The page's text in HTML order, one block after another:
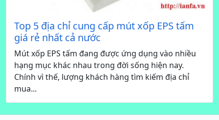
Top 5 địa chỉ cung cấp mút xốp EPS tấm
giá rẻ nhất cả nước
Mút xốp EPS tấm đang được ứng dụng vào nhiều
hạng mục khác nhau trong đời sống hiện nay.
Chính vì thế, lượng khách hàng tìm kiếm địa chỉ
mua...